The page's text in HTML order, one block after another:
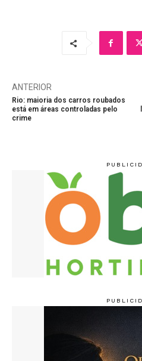
ANTERIOR
Rio: maioria dos carros roubados
está em áreas controladas pelo
crime